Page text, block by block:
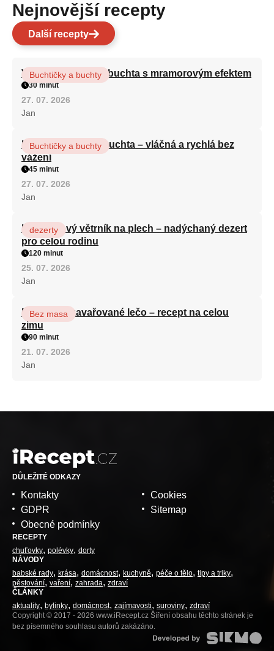
Nejnovější recepty
Další recepty
Vláčná olejová litá buchta s mramorovým efektem
Buchtičky a buchty
30 minut
27. 07. 2026
Jan
Hrnková maková buchta – vláčná a rychlá bez
vážení
Buchtičky a buchty
45 minut
27. 07. 2026
Jan
Karamelový větrník na plech – nadýchaný dezert
pro celou rodinu
dezerty
120 minut
25. 07. 2026
Jan
Babiččino zavařované lečo – recept na celou
zimu
Bez masa
90 minut
21. 07. 2026
Jan
DŮLEŽITÉ ODKAZY
Kontakty
GDPR
Obecné podmínky
Cookies
Sitemap
RECEPTY
chuťovky polévky dorty
NÁVODY
babské rady
krása domácnost kuchyně péče o tělo tipy a triky
pěstování vaření zahrada zdraví
ČLÁNKY
aktuality
bylinky domácnost zajímavosti suroviny zdraví
Copyright © 2017 - 2026 www.iRecept.cz Šíření obsahu těchto stránek je
bez písemného souhlasu autorů zakázáno.